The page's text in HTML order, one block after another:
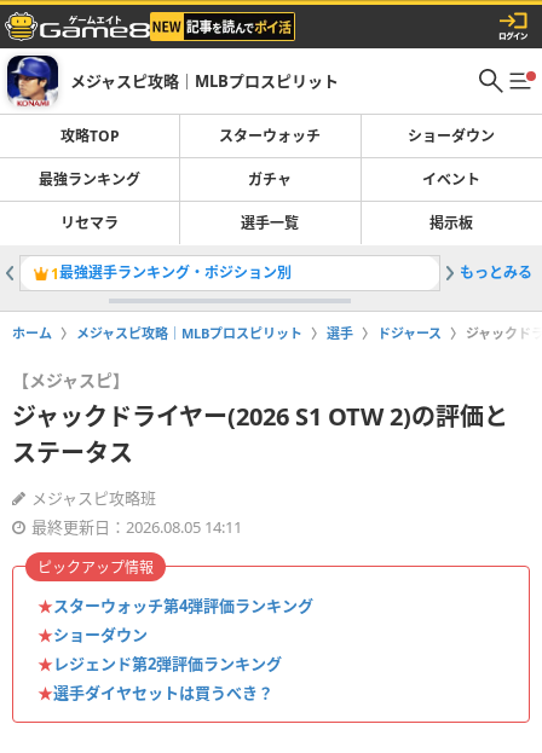
メジャスピ攻略｜MLBプロスピリット
攻略TOP スターウォッチ ショーダウン
最強ランキング ガチャ イベント
リセマラ 選手一覧 掲示板
1最強選手ランキング・ポジション別 2マーク
もっとみる
ホーム メジャスピ攻略｜MLBプロスピリット 選手 ドジャース ジャックド
【メジャスピ】
ジャックドライヤー(2026 S1 OTW 2)の評価と
ステータス
メジャスピ攻略班
最終更新日：2026.08.05 14:11
★スターウォッチ第4弾評価ランキング
★ショーダウン
★レジェンド第2弾評価ランキング
★選手ダイヤセットは買うべき？
ピックアップ情報